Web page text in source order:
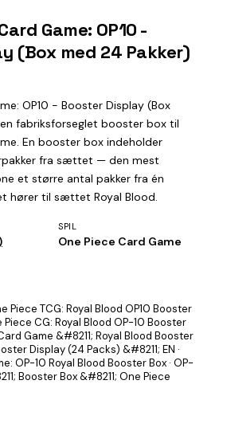
Game: OP10 -
(Box med 24 Pakker)
OP10 - Booster Display (Box
fabriksforseglet booster box til
En booster box indeholder
fra sættet — den mest
et større antal pakker fra én
hører til sættet Royal Blood.
SPIL
One Piece Card Game
Piece TCG: Royal Blood OP10 Booster
Piece CG: Royal Blood OP-10 Booster
Game &#8211; Royal Blood Booster
Display (24 Packs) &#8211; EN ·
OP-10 Royal Blood Booster Box · OP-
Booster Box &#8211; One Piece